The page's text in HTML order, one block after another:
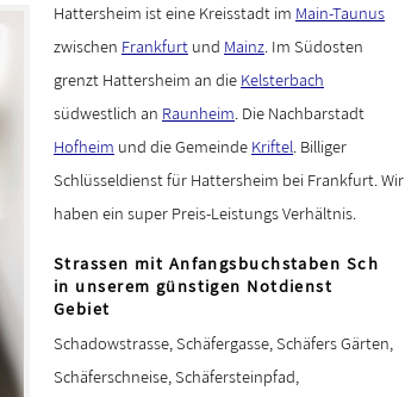
Hattersheim ist eine Kreisstadt im Main-Taunus
zwischen Frankfurt und Mainz. Im Südosten
grenzt Hattersheim an die Kelsterbach
südwestlich an Raunheim. Die Nachbarstadt
Hofheim und die Gemeinde Kriftel. Billiger
Schlüsseldienst für Hattersheim bei Frankfurt. Wir
haben ein super Preis-Leistungs Verhältnis.
Strassen mit Anfangsbuchstaben Sch
in unserem günstigen Notdienst
Gebiet
Schadowstrasse, Schäfergasse, Schäfers Gärten,
Schäferschneise, Schäfersteinpfad,